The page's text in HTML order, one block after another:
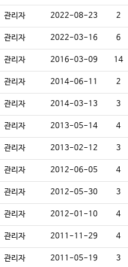
관리자 2022-08-23 2
관리자 2022-03-16 6
관리자 2016-03-09 14
관리자 2014-06-11 2
관리자 2014-03-13 3
관리자 2013-05-14 4
관리자 2013-02-12 3
관리자 2012-06-05 4
관리자 2012-05-30 3
관리자 2012-01-10 4
관리자 2011-11-29 4
관리자 2011-05-19 3